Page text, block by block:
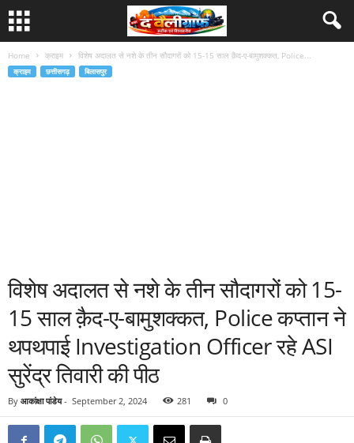
Home क्राइम विशेष अदालत से नशे के तीन सौदागरों को 15-15 साल क़ैद-ए-बामुशक्कत, Police...
क्राइम छत्तीसगढ़ बिलासपुर
विशेष अदालत से नशे के तीन सौदागरों को 15-
15 साल क़ैद-ए-बामुशक्कत, Police कप्तान ने
थपथपाई Investigation Officer रहे ASI
सुरेंद्र तिवारी की पीठ
By आकांक्षा पांडेय- September 2, 2024 281 0